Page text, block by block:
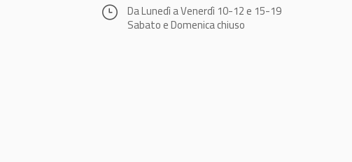
Da Lunedì a Venerdì 10-12 e 15-19
Sabato e Domenica chiuso